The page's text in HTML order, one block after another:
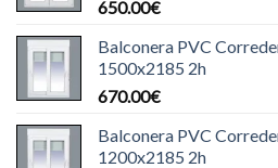
650.00€
Balconera PVC
1500x2185 2h
670.00€
Balconera PVC
1200x2185 2h